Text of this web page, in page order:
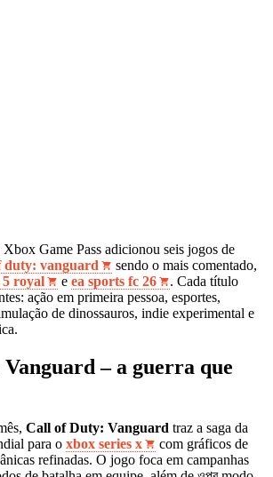
Game Pass adicionou seis jogos de
duty: vanguard
sendo o mais comentado,
5 royal e ea sports fc 26
. Cada título
ação em primeira pessoa, esportes,
de dinossauros, indie experimental e
– a guerra que
Call of Duty: Vanguard traz a saga da
para o xbox series x
com gráficos de
refinadas. O jogo foca em campanhas